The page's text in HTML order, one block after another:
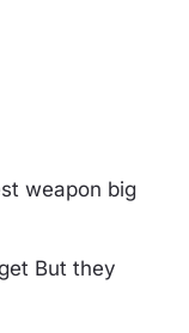
weapon big
But they